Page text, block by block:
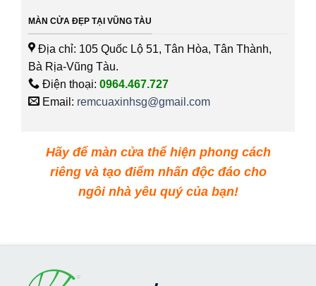
MÀN CỬA ĐẸP TẠI VŨNG TÀU
Địa chỉ: 105 Quốc Lộ 51, Tân Hòa, Tân Thành,
Bà Rịa-Vũng Tàu.
Điện thoại: 0964.467.727
Email: remcuaxinhsg@gmail.com
Hãy để màn cửa thể hiện phong cách
riêng và tạo điểm nhấn độc đáo cho
ngôi nhà yêu quý của bạn!